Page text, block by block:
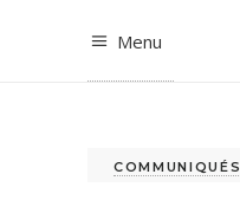
Menu
COMMUNIQUÉS